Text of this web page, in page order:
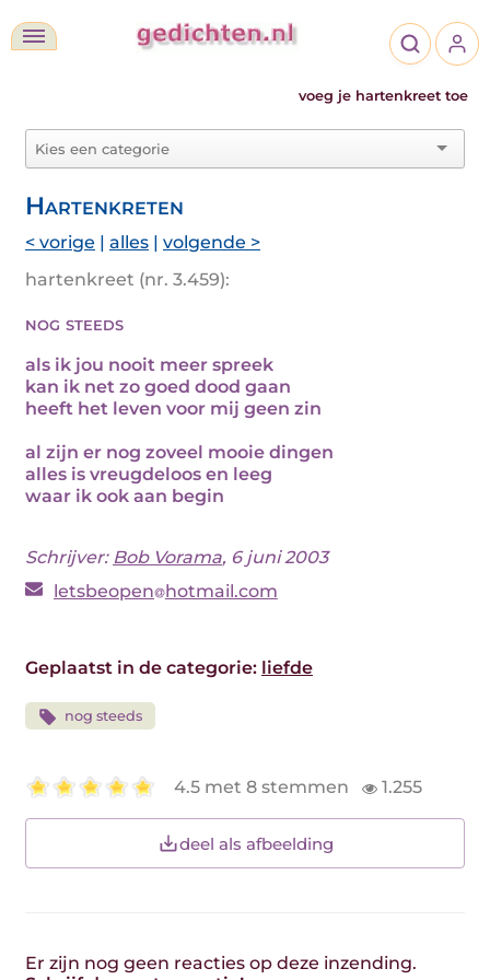
voeg je hartenkreet toe
Hartenkreten
< vorige | alles | volgende >
hartenkreet (nr. 3.459):
nog steeds
als ik jou nooit meer spreek
kan ik net zo goed dood gaan
heeft het leven voor mij geen zin
al zijn er nog zoveel mooie dingen
alles is vreugdeloos en leeg
waar ik ook aan begin
Schrijver: Bob Vorama, 6 juni 2003
letsbeopen hotmail.com
Geplaatst in de categorie: liefde
nog steeds
4.5 met 8 stemmen 1.255
deel als afbeelding
Er zijn nog geen reacties op deze inzending.